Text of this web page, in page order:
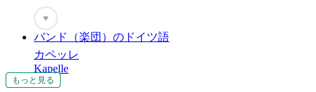
もっと見る
もっと見る
♥
バンド（楽団）のドイツ語
カペッレ
Kapelle